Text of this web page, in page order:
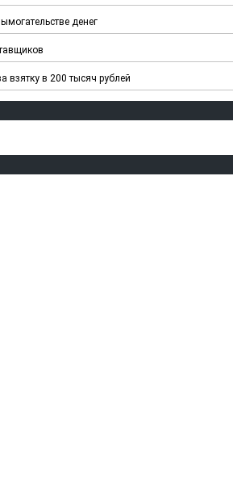
денег
взятку в 200 тысяч рублей